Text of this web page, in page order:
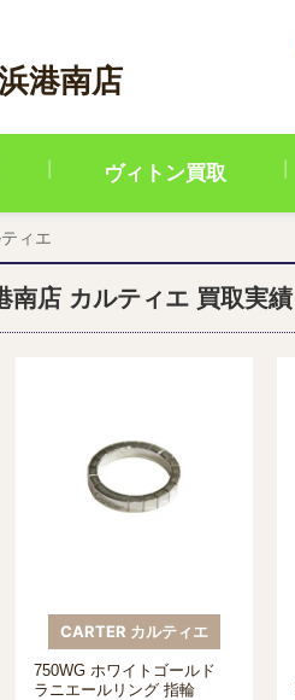
港南店
ヴィトン買取
ィエ
南店 カルティエ 買取実績
CARTER カルティエ
750WG ホワイトゴールド
ラニエールリング 指輪